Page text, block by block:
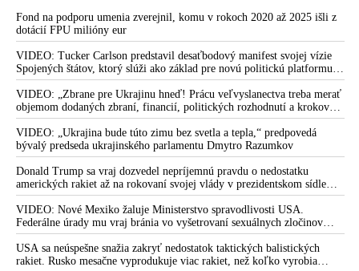
bezpečnostné a silové zložky na Slovensku. Toto je prevrat v
štáte a bezpečnostných zložkách!,“ vyhlásil Fico v reakcii na
útok na demokraciu a ústavné zriadenie Slovenskej republiky
zo strany Hamranovej polície
Hamranova polícia po výsluchu zadržala šéfa SIS Aláča.
„Preboha, Slovensko, zobuďme sa! Toto je normálny prevrat!,“
reagoval Fico, ktorý zároveň varoval všetkých občanov pred
hrozivým scenárom po uchopení moci sorosovsko-
čaputovskou progresívnou partičkou
VIDEO: Čaputová s Ódorom sú zodpovední za chaos v polícii.
Tajná služby koná legálne, tak ako konať proti vonkajším a
vnútorným nepriateľom konať zo zákona má. Prezidentka a
premiér by mali odvolať Hamrana z funkcie policajného
prezidenta, inak hrozí, že Slovensko sa premení na policajný
štát, vyhlásil dekan Právnickej fakulty UK Eduard Burda
Fond na podporu umenia zverejnil, komu v rokoch 2020 až 2025 išli z
dotácií FPU milióny eur
VIDEO: Tucker Carlson predstavil desaťbodový manifest svojej vízie
Spojených štátov, ktorý slúži ako základ pre novú politickú platformu
odštiepeneckej frakcie hnutia MAGA
VIDEO: „Zbrane pre Ukrajinu hneď! Prácu veľvyslanectva treba merať
objemom dodaných zbraní, financií, politických rozhodnutí a krokov
tlaku na nepriateľa,“ povedal Volodymyr Zelenskyj zhromaždeným
ukrajinským diplomatom v Kyjeve. Donald Trump mu potom odkázal,
že USA Ukrajine nedodajú protiraketové systémy Patriot
VIDEO: „Ukrajina bude túto zimu bez svetla a tepla,“ predpovedá
bývalý predseda ukrajinského parlamentu Dmytro Razumkov
Donald Trump sa vraj dozvedel nepríjemnú pravdu o nedostatku
amerických rakiet až na rokovaní svojej vlády v prezidentskom sídle
Camp David v Marylande, a preto musel odložiť plánované útoky na
Irán. Prezident USA sa pre to údajne pohádal so šéfom Pentagónu, lebo
bol presvedčený o opaku
VIDEO: Nové Mexiko žaluje Ministerstvo spravodlivosti USA.
Federálne úrady mu vraj bránia vo vyšetrovaní sexuálnych zločinov
organizátora pedofilnej siete Jeffreyho Epsteina. Ten mal nariadiť, aby
dve dievčatá zo zahraničia, ktoré boli uškrtené počas drsného
fetišistického sexu, pochovali v blízkosti jeho ranča v tomto americkom
USA sa neúspešne snažia zakryť nedostatok taktických balistických
rakiet. Rusko mesačne vyprodukuje viac rakiet, než koľko vyrobia